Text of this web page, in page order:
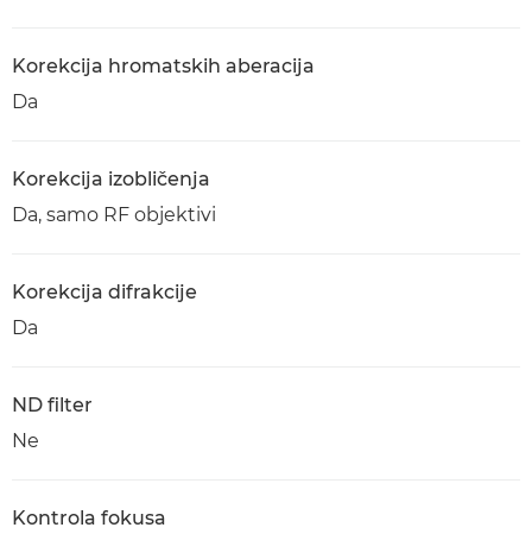
Korekcija hromatskih aberacija
Da
Korekcija izobličenja
Da, samo RF objektivi
Korekcija difrakcije
Da
ND filter
Ne
Kontrola fokusa